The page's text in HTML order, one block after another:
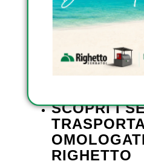
SCOPRI I
ESTERNO
DI
SCOPRI I
SCOPRI I
RIGHETTO